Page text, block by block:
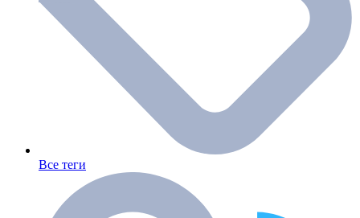
Все теги